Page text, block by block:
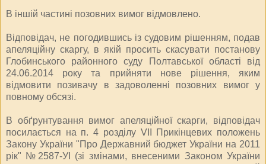
В іншій частині позовних вимог відмовлено.
Відповідач, не погодившись із судовим рішенням, подав
апеляційну скаргу, в якій просить скасувати постанову
Глобинського районного суду Полтавської області від
24.06.2014 року та прийняти нове рішення, яким
відмовити позивачу в задоволенні позовних вимог у
повному обсязі.
В обґрунтування вимог апеляційної скарги, відповідач
посилається на п. 4 розділу VII Прикінцевих положень
Закону України "Про Державний бюджет України на 2011
рік" №2587-УІ (зі змінами, внесеними Законом України